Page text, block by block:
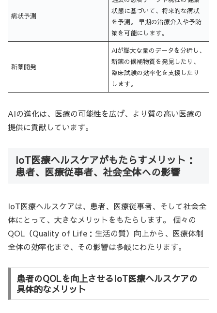
病状予測
状態に基づいて、将来的な病状
を予測。 早期の治療介入や予防
策を可能にします。
新薬開発
AIが膨大な量のデータを分析し、
新薬の候補物質を発見したり、
臨床試験の効率化を支援したり
します。
AIの進化は、医療の可能性を広げ、より質の高い医療の
提供に貢献しています。
IoT医療ヘルスケアがもたらすメリット：
患者、医療従事者、社会全体への影響
IoT医療ヘルスケアは、患者、医療従事者、そして社会全
体にとって、大きなメリットをもたらします。 個々の
QOL（Quality of Life：生活の質）向上から、医療体制
全体の効率化まで、その影響は多岐にわたります。
患者のQOLを向上させるIoT医療ヘルスケアの
具体的なメリット